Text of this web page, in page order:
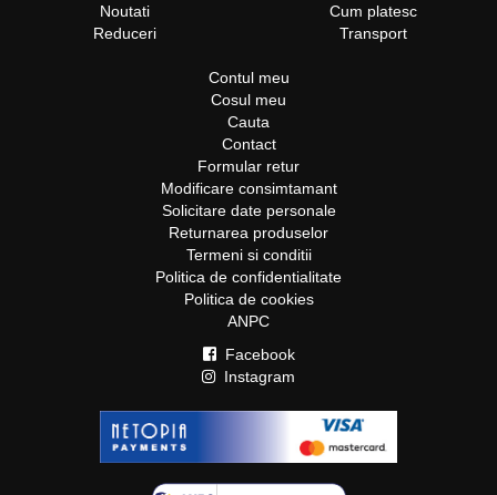
Noutati
Reduceri
Cum platesc
Transport
Contul meu
Cosul meu
Cauta
Contact
Formular retur
Modificare consimtamant
Solicitare date personale
Returnarea produselor
Termeni si conditii
Politica de confidentialitate
Politica de cookies
ANPC
Facebook
Instagram